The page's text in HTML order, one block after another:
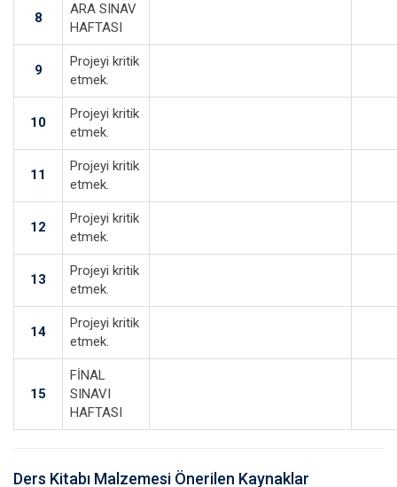
8
ARA SINAV
HAFTASI
9
Projeyi kritik
etmek.
10
Projeyi kritik
etmek.
11
Projeyi kritik
etmek.
12
Projeyi kritik
etmek.
13
Projeyi kritik
etmek.
14
Projeyi kritik
etmek.
15
FİNAL
SINAVI
HAFTASI
Ders Kitabı Malzemesi Önerilen Kaynaklar